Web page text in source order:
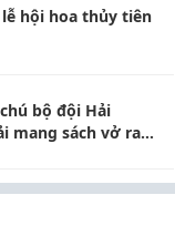
hội hoa thủy tiên
bộ đội Hải
mang sách vở ra